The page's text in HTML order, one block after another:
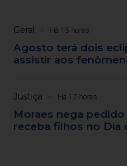
Geral Há 15 horas
Agosto terá dois
assistir aos
Justiça Há 17 horas
Moraes nega
receba filhos no Dia